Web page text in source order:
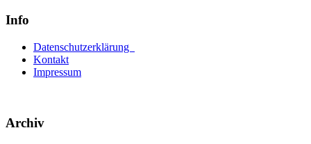
Info
Datenschutzerklärung
Kontakt
Impressum
Archiv